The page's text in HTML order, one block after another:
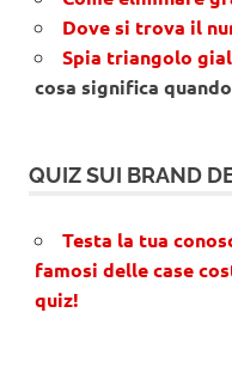
Dove si trova il
Spia triangolo
cosa significa
QUIZ SUI BRAND
Testa la tua
famosi delle case
quiz!